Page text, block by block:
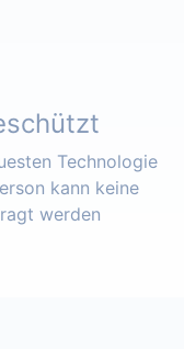
Technologie
kann keine
werden